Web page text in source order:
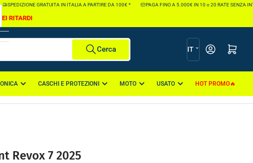
GRATUITA IN ITALIA A PARTIRE DA 100€ * PAGA FINO A 5.000€ IN 10 o 20 RATE SENZA
RITARDI
Cerca
L
i
n
u
IT Apri il mini
CASCHI E PROTEZIONI MOTO USATO HOT PROMO
Revox 7 2025